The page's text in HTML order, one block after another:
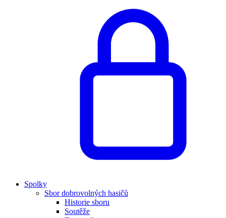
Spolky
Sbor dobrovolných hasičů
Historie sboru
Soutěže